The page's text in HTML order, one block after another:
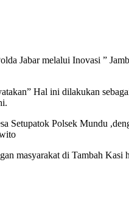
Jabar melalui Inovasi ”
Hal ini dilakukan
Polsek Mundu
masyarakat di Tambah